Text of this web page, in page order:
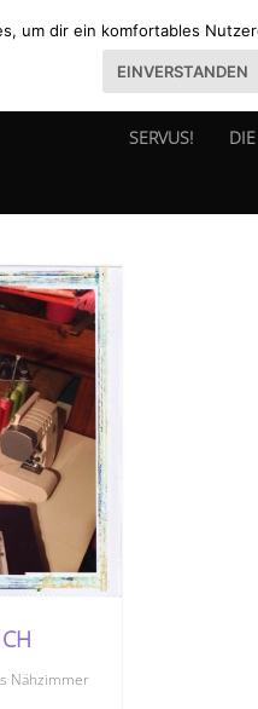
SERVUS!
Nähzimmer
um dir ein komfortables
EINVERSTANDEN